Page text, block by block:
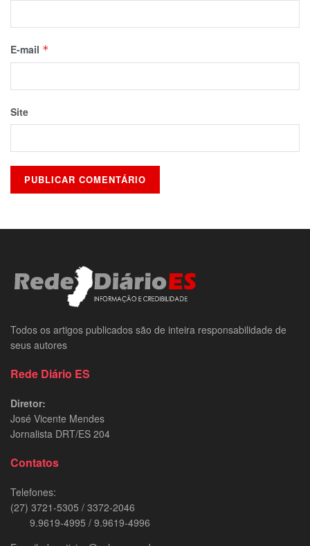
E-mail *
Site
Todos os artigos publicados são de inteira responsabilidade de
seus autores
Rede Diário ES
Diretor:
José Vicente Mendes
Jornalista DRT/ES 204
Contatos
Telefones:
(27) 3721-5305 / 3372-2046
9.9619-4995 / 9.9619-4996